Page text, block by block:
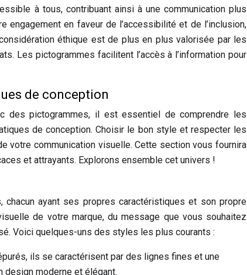
à tous, contribuant ainsi à une communication plus
engagement en faveur de l’accessibilité et de l’inclusion,
éthique est de plus en plus valorisée par les
Les pictogrammes facilitent l’accès à l’information pour
de conception
des pictogrammes, il est essentiel de comprendre les
de conception. Choisir le bon style et respecter les
votre communication visuelle. Cette section vous fournira
et attrayants. Explorons ensemble cet univers !
ayant ses propres caractéristiques et son propre
de votre marque, du message que vous souhaitez
Voici quelques-uns des styles les plus courants :
ils se caractérisent par des lignes fines et une
design moderne et élégant.